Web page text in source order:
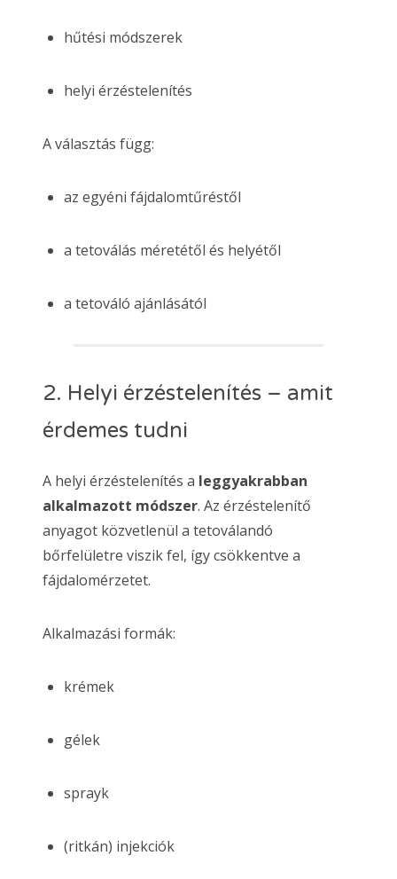
hűtési módszerek
helyi érzéstelenítés
A választás függ:
az egyéni fájdalomtűréstől
a tetoválás méretétől és helyétől
a tetováló ajánlásától
2. Helyi érzéstelenítés – amit
érdemes tudni
A helyi érzéstelenítés a leggyakrabban
alkalmazott módszer. Az érzéstelenítő
anyagot közvetlenül a tetoválandó
bőrfelületre viszik fel, így csökkentve a
fájdalomérzetet.
Alkalmazási formák:
krémek
gélek
sprayk
(ritkán) injekciók